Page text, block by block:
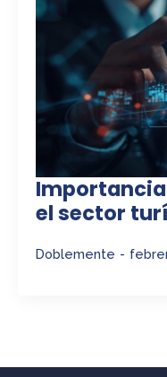
Importancia
el sector
Doblemente